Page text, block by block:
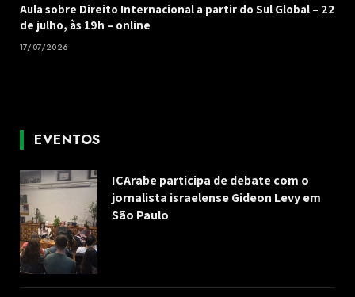
Aula sobre Direito Internacional a partir do Sul Global – 22
de julho, às 19h – online
17/07/2026
EVENTOS
ICArabe participa de debate com o
jornalista israelense Gideon Levy em
São Paulo